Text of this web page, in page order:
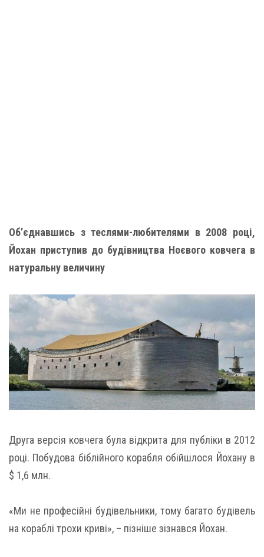
Об’єднавшись з теслями-любителями в 2008 році,
Йохан приступив до будівництва Ноєвого ковчега в
натуральну величину
Друга версія ковчега була відкрита для публіки в 2012
році. Побудова біблійного корабля обійшлося Йохану в
$ 1,6 млн.
«Ми не професійні будівельники, тому багато будівель
на кораблі трохи криві», – пізніше зізнався Йохан.